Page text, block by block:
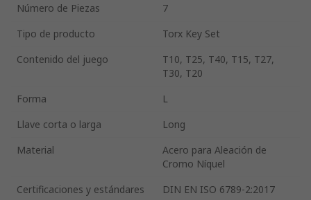
Número de Piezas
7
Tipo de producto
Torx Key Set
Contenido del juego
T10, T25, T40, T15, T27,
T30, T20
Forma
L
Llave corta o larga
Long
Material
Acero para Aleación de
Cromo Níquel
Certificaciones y estándares
DIN EN ISO 6789-2:2017